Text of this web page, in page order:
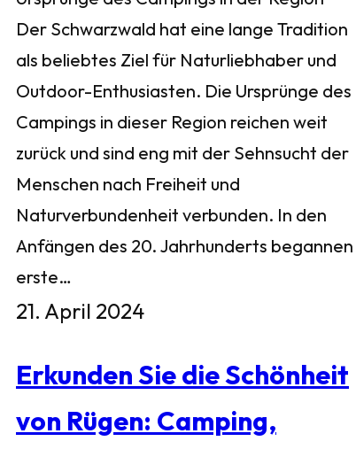
Der Schwarzwald hat eine lange Tradition
als beliebtes Ziel für Naturliebhaber und
Outdoor-Enthusiasten. Die Ursprünge des
Campings in dieser Region reichen weit
zurück und sind eng mit der Sehnsucht der
Menschen nach Freiheit und
Naturverbundenheit verbunden. In den
Anfängen des 20. Jahrhunderts begannen
erste…
21. April 2024
Erkunden Sie die Schönheit
von Rügen: Camping,